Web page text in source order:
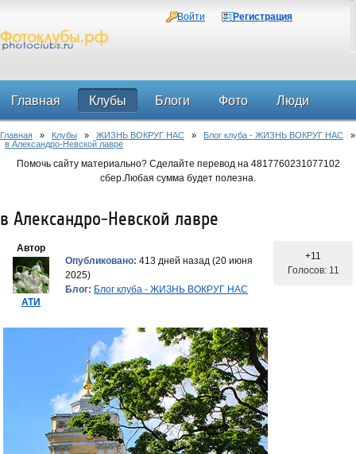
Войти Регистрация
Главная Клубы Блоги Фото Люди
Форум
Главная » Клубы » ЖИЗНЬ ВОКРУГ НАС » Блог клуба - ЖИЗНЬ ВОКРУГ НАС »
в Александро-Невской лавре
Помочь сайту материально? Сделайте перевод на 4817760231077102
сбер.Любая сумма будет полезна.
в Александро-Невской лавре
Автор
АТИ
Опубликовано: 413 дней назад (20 июня
2025)
Блог: Блог клуба - ЖИЗНЬ ВОКРУГ НАС
+11
Голосов: 11